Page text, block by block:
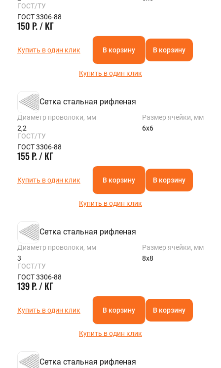
ГОСТ/ТУ
ГОСТ 3306-88
150 Р. / КГ
Купить в один клик В корзину В корзину
Купить в один клик
Сетка стальная рифленая
Диаметр проволоки, мм
2,2
Размер ячейки, мм
6х6
ГОСТ/ТУ
ГОСТ 3306-88
155 Р. / КГ
Купить в один клик В корзину В корзину
Купить в один клик
Сетка стальная рифленая
Диаметр проволоки, мм
3
Размер ячейки, мм
8х8
ГОСТ/ТУ
ГОСТ 3306-88
139 Р. / КГ
Купить в один клик В корзину В корзину
Купить в один клик
Сетка стальная рифленая